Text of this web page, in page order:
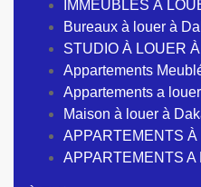
IMMEUBLES À
Bureaux à louer à
STUDIO À LOUER
Appartements
Appartements a
Maison à louer à
APPARTEMENTS
APPARTEMENTS A